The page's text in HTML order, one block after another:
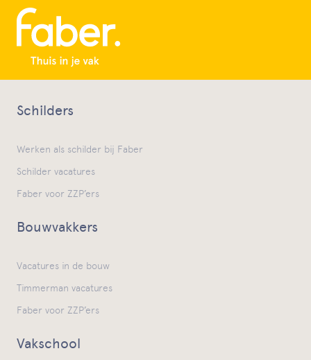
Schilders
Werken als schilder bij Faber
Schilder vacatures
Faber voor ZZP’ers
Bouwvakkers
Vacatures in de bouw
Timmerman vacatures
Faber voor ZZP’ers
Vakschool